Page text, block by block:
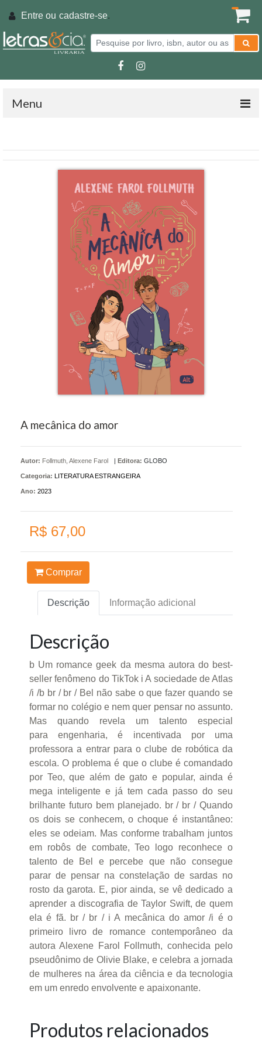
Entre ou cadastre-se.
Menu
A mecânica do amor
Autor: Follmuth, Alexene Farol Editora: GLOBO
Categoria: LITERATURA ESTRANGEIRA
Ano: 2023
R$ 67,00
Comprar
Descrição Informação adicional
Descrição
b Um romance geek da mesma autora do best-
seller fenômeno do TikTok i A sociedade de Atlas
/i /b br / br / Bel não sabe o que fazer quando se
formar no colégio e nem quer pensar no assunto.
Mas quando revela um talento especial
para engenharia, é incentivada por uma
professora a entrar para o clube de robótica da
escola. O problema é que o clube é comandado
por Teo, que além de gato e popular, ainda é
mega inteligente e já tem cada passo do seu
brilhante futuro bem planejado. br / br / Quando
os dois se conhecem, o choque é instantâneo:
eles se odeiam. Mas conforme trabalham juntos
em robôs de combate, Teo logo reconhece o
talento de Bel e percebe que não consegue
parar de pensar na constelação de sardas no
rosto da garota. E, pior ainda, se vê dedicado a
aprender a discografia de Taylor Swift, de quem
ela é fã. br / br / i A mecânica do amor /i é o
primeiro livro de romance contemporâneo da
autora Alexene Farol Follmuth, conhecida pelo
pseudônimo de Olivie Blake, e celebra a jornada
de mulheres na área da ciência e da tecnologia
em um enredo envolvente e apaixonante.
Produtos relacionados